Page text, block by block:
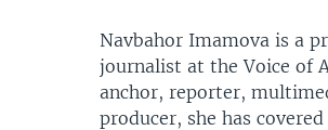
Navbahor Imamova is a
journalist at the Voice of
anchor, reporter,
producer, she has